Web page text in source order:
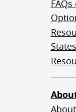
States